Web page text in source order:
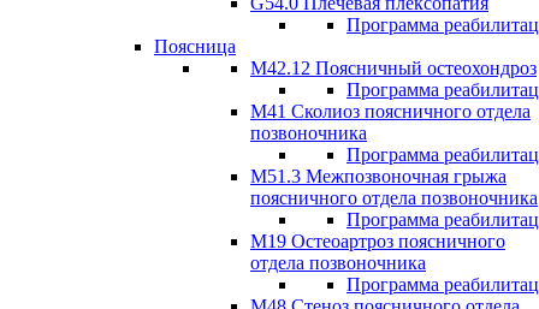
Программа
Поясница
М42.12 Поясничный остеохондроз
Программа
М41 Сколиоз поясничного отдела
позвоночника
Программа
M51.3 Межпозвоночная грыжа
поясничного отдела позвоночника
Программа
М19 Остеоартроз поясничного
отдела позвоночника
Программа